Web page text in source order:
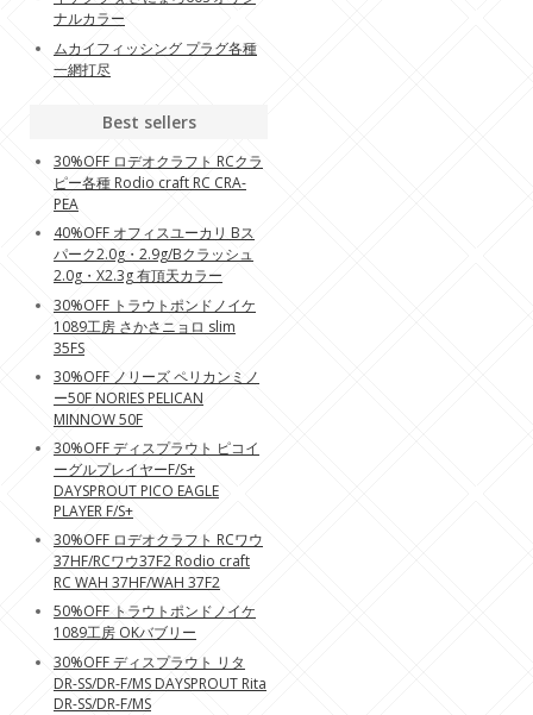
ナルカラー
ムカイフィッシング プラグ各種
一網打尽
Best sellers
30%OFF ロデオクラフト RCクラ
ピー各種 Rodio craft RC CRA-
PEA
40%OFF オフィスユーカリ Bス
パーク2.0g・2.9g/Bクラッシュ
2.0g・X2.3g 有頂天カラー
30%OFF トラウトポンドノイケ
1089工房 さかさニョロ slim
35FS
30%OFF ノリーズ ペリカンミノ
ー50F NORIES PELICAN
MINNOW 50F
30%OFF ディスプラウト ピコイ
ーグルプレイヤーF/S+
DAYSPROUT PICO EAGLE
PLAYER F/S+
30%OFF ロデオクラフト RCワウ
37HF/RCワウ37F2 Rodio craft
RC WAH 37HF/WAH 37F2
50%OFF トラウトポンドノイケ
1089工房 OKバブリー
30%OFF ディスプラウト リタ
DR-SS/DR-F/MS DAYSPROUT Rita
DR-SS/DR-F/MS